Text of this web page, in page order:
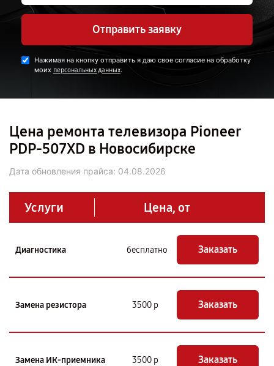
Отправить заявку
Нажимая на кнопку отправить я даю свое согласие на обработку
моих персональных данных.
Цена ремонта телевизора Pioneer
PDP-507XD в Новосибирске
Дата обновления прайса: 04.08.2026
Услуги Цена, от
Диагностика бесплатно Заказать
Замена резистора 3500 р Заказать
Замена ИК-приемника 3500 р Заказать